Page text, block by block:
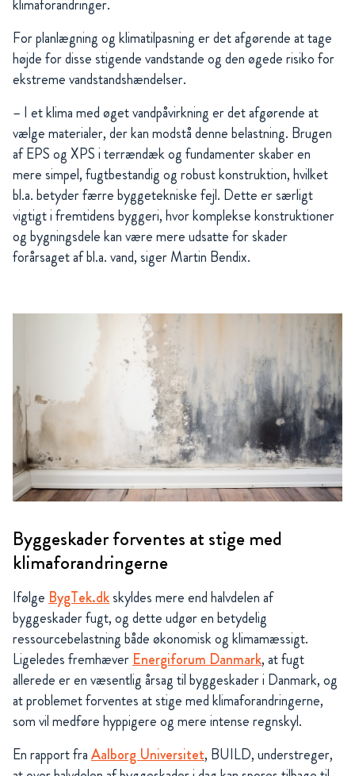
klimaforandringer.
For planlægning og klimatilpasning er det afgørende at tage
højde for disse stigende vandstande og den øgede risiko for
ekstreme vandstandshændelser.
– I et klima med øget vandpåvirkning er det afgørende at
vælge materialer, der kan modstå denne belastning. Brugen
af EPS og XPS i terrændæk og fundamenter skaber en
mere simpel, fugtbestandig og robust konstruktion, hvilket
bl.a. betyder færre byggetekniske fejl. Dette er særligt
vigtigt i fremtidens byggeri, hvor komplekse konstruktioner
og bygningsdele kan være mere udsatte for skader
forårsaget af bl.a. vand, siger Martin Bendix.
Byggeskader forventes at stige med
klimaforandringerne
Ifølge BygTek.dkskyldes mere end halvdelen af
byggeskader fugt, og dette udgør en betydelig
ressourcebelastning både økonomisk og klimamæssigt.
Ligeledes fremhæver Energiforum Danmark, at fugt
allerede er en væsentlig årsag til byggeskader i Danmark, og
at problemet forventes at stige med klimaforandringerne,
som vil medføre hyppigere og mere intense regnskyl.
En rapport fraAalborg Universitet, BUILD, understreger,